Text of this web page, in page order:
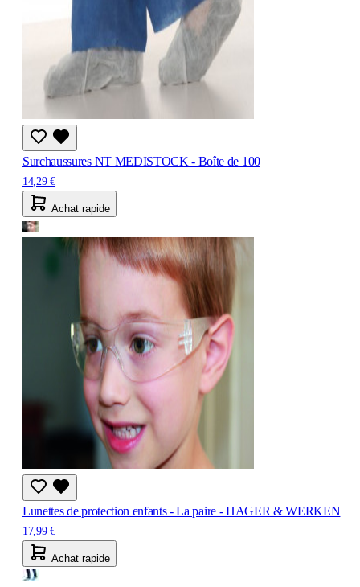
Surchaussures NT MEDISTOCK - Boîte de 100
14,29 €
Achat rapide
Lunettes de protection enfants - La paire - HAGER & WERKEN
17,99 €
Achat rapide